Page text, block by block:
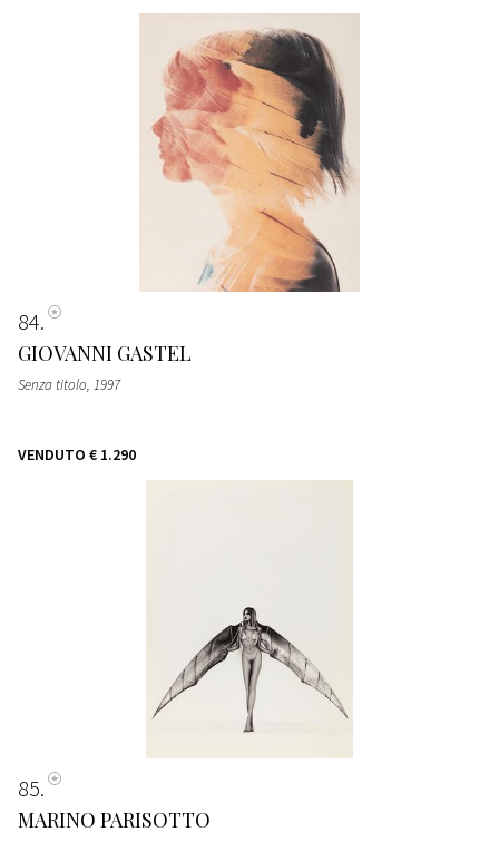
84
GIOVANNI GASTEL
Senza titolo, 1997
VENDUTO € 1.290
85
MARINO PARISOTTO